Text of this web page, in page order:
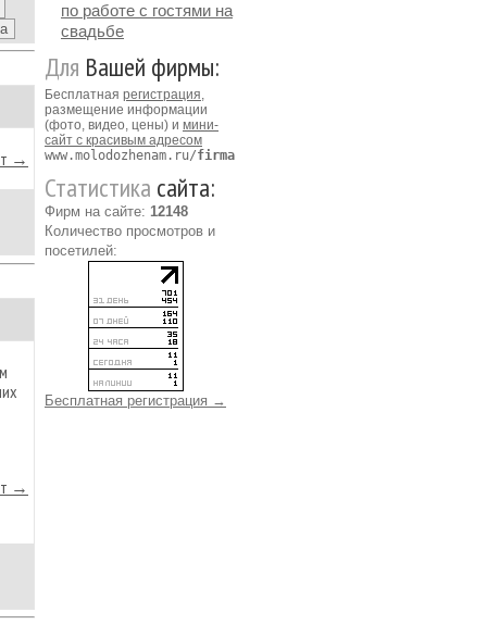
→
→
по работе с гостями на
свадьбе
Для Вашей фирмы:
Бесплатная регистрация,
размещение информации
(фото, видео, цены) и мини-
сайт с красивым адресом
www.molodozhenam.ru/firma
Статистика сайта:
Фирм на сайте: 12148
Количество просмотров и
посетилей:
Бесплатная регистрация →